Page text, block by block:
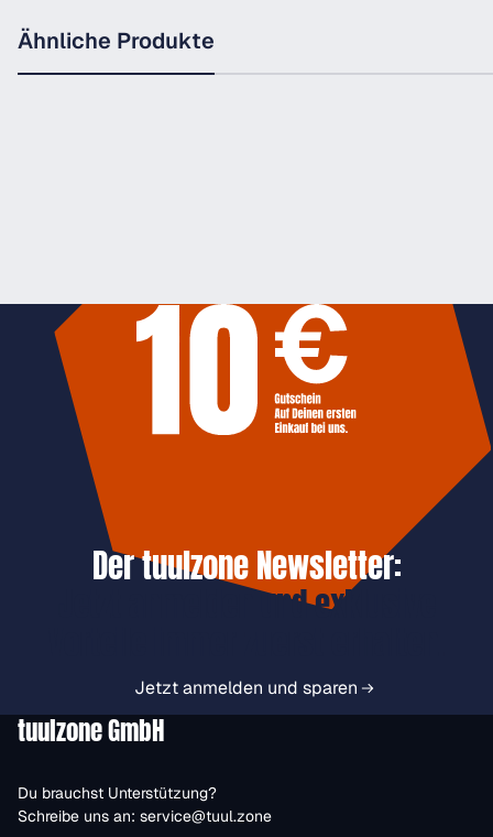
Ähnliche Produkte
Der tuulzone Newsletter:
Jetzt anmelden und exklusive
Jetzt anmelden und sparen
tuulzone GmbH
Du brauchst Unterstützung?
Schreibe uns an: service@tuul.zone